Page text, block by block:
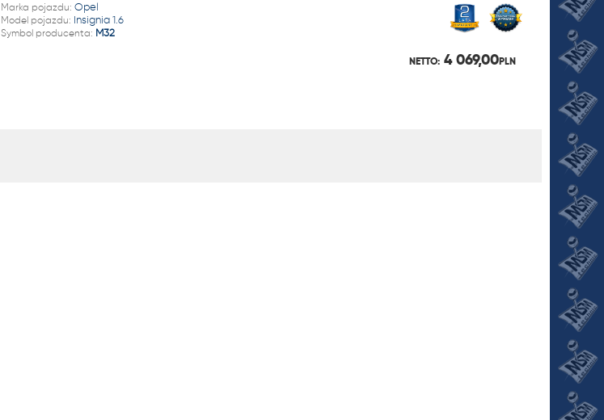
Marka pojazdu: Opel
Model pojazdu: Insignia 1.6
Symbol producenta: M32
NETTO: 4 069,00PLN